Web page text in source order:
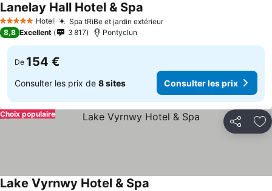
5 Étoiles Hotel Spa tRiBe et jardin extérieur
Lanelay Hall Hotel & Spa
8,8 Excellent 3 817 Pontyclun
De 154 €
Consulter les prix de 8 sites Consulter les prix
Partager
Choix populaire
Lake Vyrnwy Hotel & Spa